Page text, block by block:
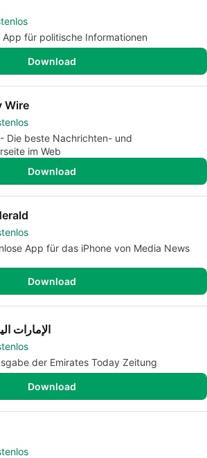
App für politische Informationen
Download
Wire
Die beste Nachrichten- und
im Web
Download
App für das iPhone von Media News
Download
الإمارات
der Emirates Today Zeitung
Download